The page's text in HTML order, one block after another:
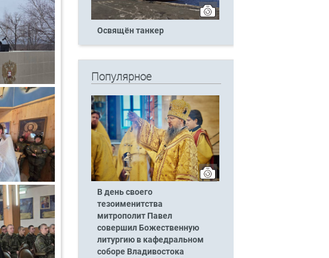
Освящён танкер
Популярное
В день своего
тезоименитства
митрополит Павел
совершил Божественную
литургию в кафедральном
соборе Владивостока